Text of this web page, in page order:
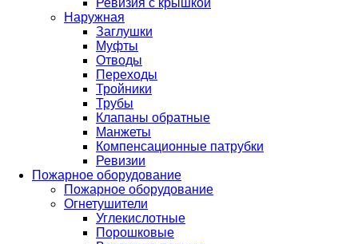
Ревизия с крышкой
Наружная
Заглушки
Муфты
Отводы
Переходы
Тройники
Трубы
Клапаны обратные
Манжеты
Компенсационные патрубки
Ревизии
Пожарное оборудование
Пожарное оборудование
Огнетушители
Углекислотные
Порошковые